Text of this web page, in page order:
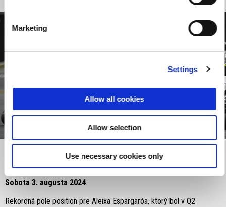
Marketing
Settings
Allow all cookies
Allow selection
Use necessary cookies only
1
2
3
Item
Item
Sobota 3. augusta 2024
Rekordná pole position pre Aleixa Espargaróa, ktorý bol v Q2